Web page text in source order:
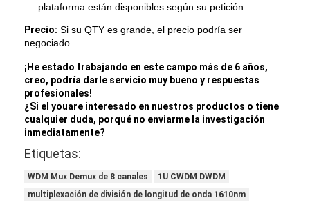
plataforma están disponibles según su petición.
Precio: Si su QTY es grande, el precio podría ser
negociado.
¡He estado trabajando en este campo más de 6 años,
creo, podría darle servicio muy bueno y respuestas
profesionales!
¿Si el youare interesado en nuestros productos o tiene
cualquier duda, porqué no enviarme la investigación
inmediatamente?
Etiquetas:
WDM Mux Demux de 8 canales
1U CWDM DWDM
multiplexación de división de longitud de onda 1610nm